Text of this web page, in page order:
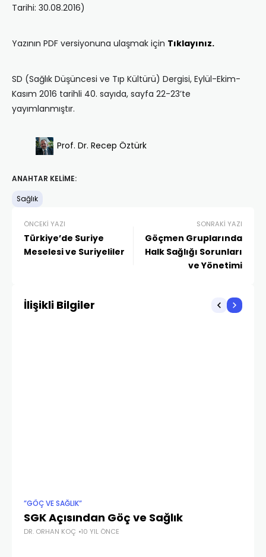
Tarihi: 30.08.2016)
Yazının PDF versiyonuna ulaşmak için Tıklayınız.
SD (Sağlık Düşüncesi ve Tıp Kültürü) Dergisi, Eylül-Ekim-
Kasım 2016 tarihli 40. sayıda, sayfa 22-23’te
yayımlanmıştır.
Prof. Dr. Recep Öztürk
ANAHTAR KELIME:
Sağlık
ÖNCEKI YAZI
Türkiye’de Suriye
Meselesi ve Suriyeliler
SONRAKI YAZI
Göçmen Gruplarında
Halk Sağlığı Sorunları
ve Yönetimi
İlişikli Bilgiler
”GÖÇ VE SAĞLIK”
SGK Açısından Göç ve Sağlık
DR. ORHAN KOÇ 10 YIL ÖNCE